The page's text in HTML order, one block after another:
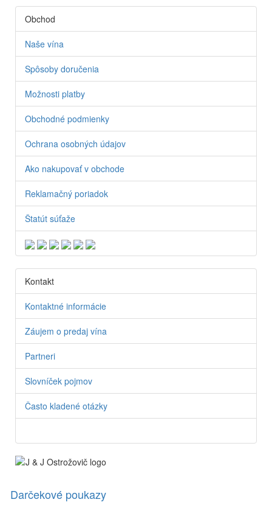
Obchod
Naše vína
Spôsoby doručenia
Možnosti platby
Obchodné podmienky
Ochrana osobných údajov
Ako nakupovať v obchode
Reklamačný poriadok
Štatút súťaže
Kontakt
Kontaktné informácie
Záujem o predaj vína
Partneri
Slovníček pojmov
Často kladené otázky
Darčekové poukazy